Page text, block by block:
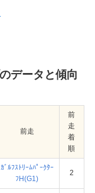
データと傾向
前走
前
走
着
順
ｶﾞﾙﾌｽﾄﾘｰﾑﾊﾟｰｸﾀｰ
ﾌH(G1)
2